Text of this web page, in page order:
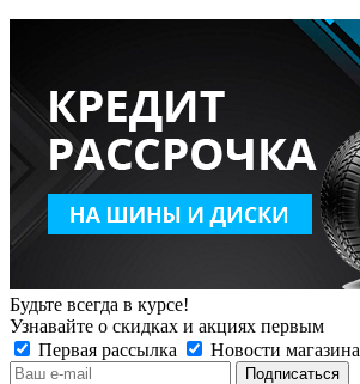
Будьте всегда в курсе!
Узнавайте о скидках и акциях первым
Первая рассылка
Новости магазина